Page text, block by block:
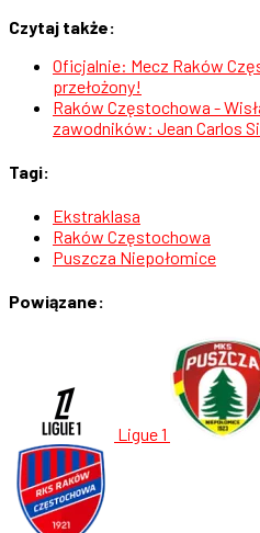
Czytaj także:
Oficjalnie: Mecz Raków
przełożony!
Raków Częstochowa -
zawodników: Jean Carlos
Tagi:
Ekstraklasa
Raków Częstochowa
Puszcza Niepołomice
Powiązane:
Ligue 1